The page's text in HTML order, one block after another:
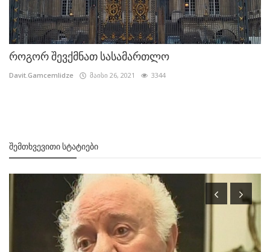
როგორ შევქმნათ სასამართლო
Davit.Gamcemlidze მაისი 26, 2021 3344
ᲨᲔᲛᲗᲮᲕᲔᲕᲘᲗᲘ ᲡᲢᲐᲢᲘᲔᲑᲘ